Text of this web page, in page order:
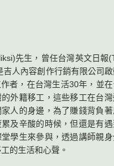
先生，曾任台灣英文日報
人內容創作行銷有限公司
者，在台灣生活30年，並
外籍移工，這些移工在台
人的身邊，為了賺錢背負著
及辛酸的時候，但還是有
學生來參與，透過講師親
的生活和心聲。